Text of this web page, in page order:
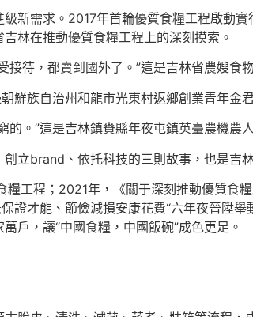
新需求。2017年首輪優質食糧工程啟動
林在推動優質食糧工程上的深刻摸索。
待，都賣到國外了。”這是吉林省農嫂食
鮮族自治州和龍市光東村返鄉創業青年金
的。”這是吉林鎮賚縣年夜屯鎮英臺農機農
立brand、依托科技的三則故事，也是吉
工程；2021年，《關于深刻推動優質食
證才能、節儉減損安康花費“六年夜晉陞
戶，讓“中國食糧，中國飯碗”成色更足。